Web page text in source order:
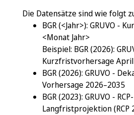
Die Datensätze sind wie folgt
BGR (<Jahr>): GRUVO -
<Monat Jahr>
Beispiel: BGR (2026):
Kurzfristvorhersage
BGR (2026): GRUVO -
Vorhersage 2026–2035
BGR (2023): GRUVO - RCP-
Langfristprojektion (RCP